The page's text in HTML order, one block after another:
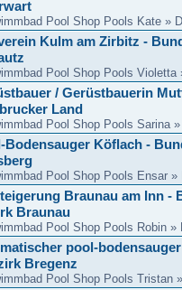
Pool Shop Pools Kate »
Kulm am Zirbitz -
Pool Shop Pools Violetta
/ Gerüstbauerin
Land
Pool Shop Pools Sarina
Bodensauger Köflach -
Pool Shop Pools Ensar
Braunau am Inn -
Braunau
Pool Shop Pools Robin »
pool-
Bregenz
Pool Shop Pools Tristan